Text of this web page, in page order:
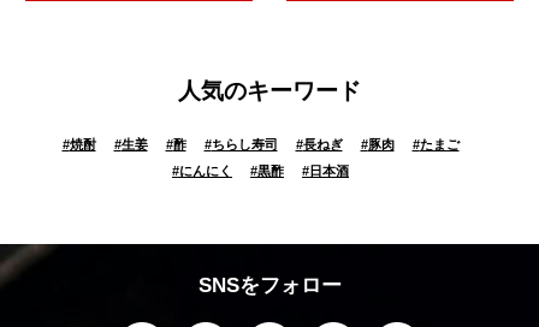
人気のキーワード
#焼酎 #生姜 #酢 #ちらし寿司 #長ねぎ #豚肉 #たまご
#にんにく #黒酢 # 日本酒
SNSをフォロー